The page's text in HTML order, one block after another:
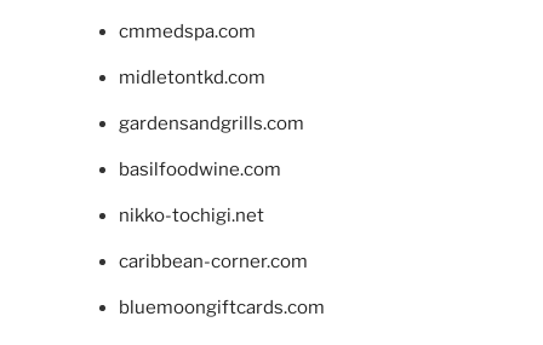
cmmedspa.com
midletontkd.com
gardensandgrills.com
basilfoodwine.com
nikko-tochigi.net
caribbean-corner.com
bluemoongiftcards.com